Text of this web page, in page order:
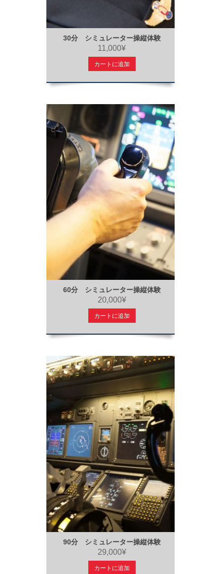
30分 シミュレーター操縦体験
11,000¥
カートに追加
60分 シミュレーター操縦体験
20,000¥
カートに追加
90分 シミュレーター操縦体験
29,000¥
カートに追加